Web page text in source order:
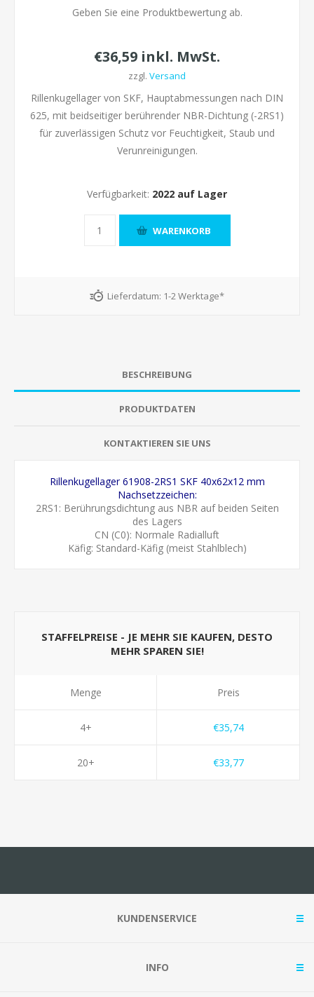
Geben Sie eine Produktbewertung ab.
€36,59 inkl. MwSt.
zzgl. Versand
Rillenkugellager von SKF, Hauptabmessungen nach DIN
625, mit beidseitiger berührender NBR-Dichtung (-2RS1)
für zuverlässigen Schutz vor Feuchtigkeit, Staub und
Verunreinigungen.
Verfügbarkeit: 2022 auf Lager
Lieferdatum: 1-2 Werktage*
BESCHREIBUNG
PRODUKTDATEN
KONTAKTIEREN SIE UNS
Rillenkugellager 61908-2RS1 SKF 40x62x12 mm
Nachsetzzeichen:
2RS1: Berührungsdichtung aus NBR auf beiden Seiten
des Lagers
CN (C0): Normale Radialluft
Käfig: Standard-Käfig (meist Stahlblech)
STAFFELPREISE - JE MEHR SIE KAUFEN, DESTO
MEHR SPAREN SIE!
Menge
4+
20+
Preis
€35,74
€33,77
KUNDENSERVICE
INFO